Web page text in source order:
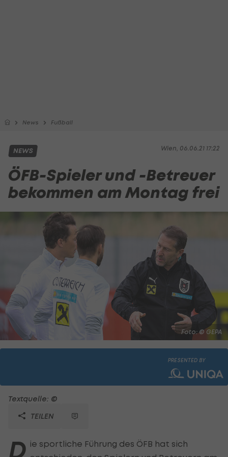
News Fußball
Wien, 06.06.21 17:22
NEWS
ÖFB-Spieler und -Betreuer
bekommen am Montag frei
Foto: © GEPA
PRESENTED BY
Textquelle: ©
TEILEN
D ie sportliche Führung des ÖFB hat sich